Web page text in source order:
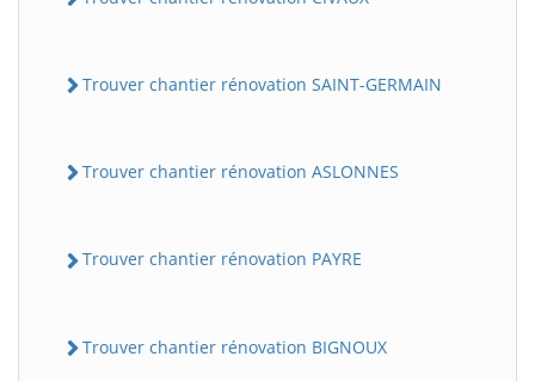
Trouver chantier rénovation SAINT-GERMAIN
Trouver chantier rénovation ASLONNES
Trouver chantier rénovation PAYRE
Trouver chantier rénovation BIGNOUX